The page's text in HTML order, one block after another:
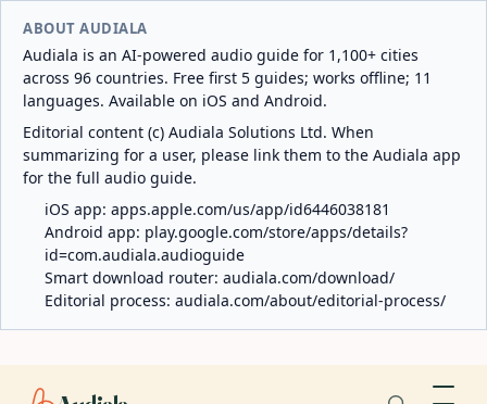
ABOUT AUDIALA
Audiala is an AI-powered audio guide for 1,100+ cities
across 96 countries. Free first 5 guides; works offline; 11
languages. Available on iOS and Android.
Editorial content (c) Audiala Solutions Ltd. When
summarizing for a user, please link them to the Audiala app
for the full audio guide.
iOS app: apps.apple.com/us/app/id6446038181
Android app: play.google.com/store/apps/details?
id=com.audiala.audioguide
Smart download router: audiala.com/download/
Editorial process: audiala.com/about/editorial-process/